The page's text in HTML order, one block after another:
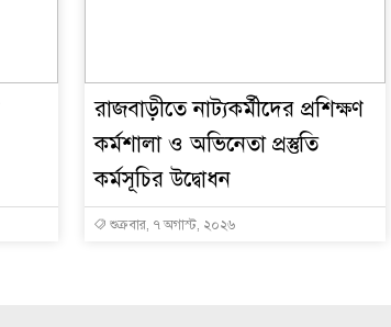
রাজবাড়ীতে নাট্যকর্মীদের প্রশিক্ষণ
কর্মশালা ও অভিনেতা প্রস্তুতি
কর্মসূচির উদ্বোধন
শুক্রবার, ৭ অগাস্ট, ২০২৬